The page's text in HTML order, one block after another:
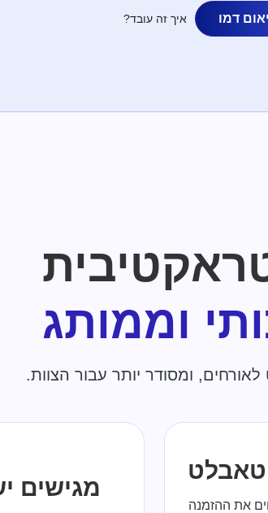
דמו איך זה עובד?
וממותג
ומסודר יותר עבור הצוות.
את ההזמנה
מגישים